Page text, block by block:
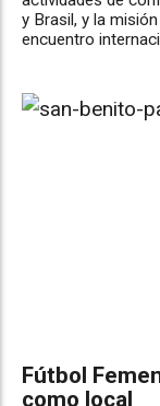
y Brasil, y la
encuentro
Fútbol
como local